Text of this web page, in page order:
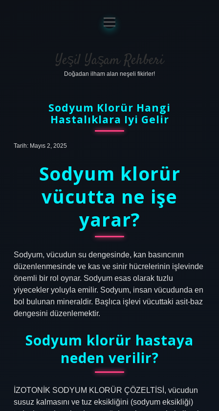
Anasayfa
Gizlilik Politikası
Yasal Uyarı
menüyü
aç
Yeşil Yaşam Rehberi
Doğadan ilham alan neşeli fikirler!
Sodyum Klorür Hangi
Hastalıklara Iyi Gelir
Tarih: Mayıs 2, 2025
Sodyum klorür
vücutta ne işe
yarar?
Sodyum, vücudun su dengesinde, kan basıncının
düzenlenmesinde ve kas ve sinir hücrelerinin işlevinde
önemli bir rol oynar. Sodyum esas olarak tuzlu
yiyecekler yoluyla emilir. Sodyum, insan vücudunda en
bol bulunan mineraldir. Başlıca işlevi vücuttaki asit-baz
dengesini düzenlemektir.
Sodyum klorür hastaya
neden verilir?
İZOTONİK SODYUM KLORÜR ÇÖZELTİSİ, vücudun
susuz kalmasını ve tuz eksikliğini (sodyum eksikliği)